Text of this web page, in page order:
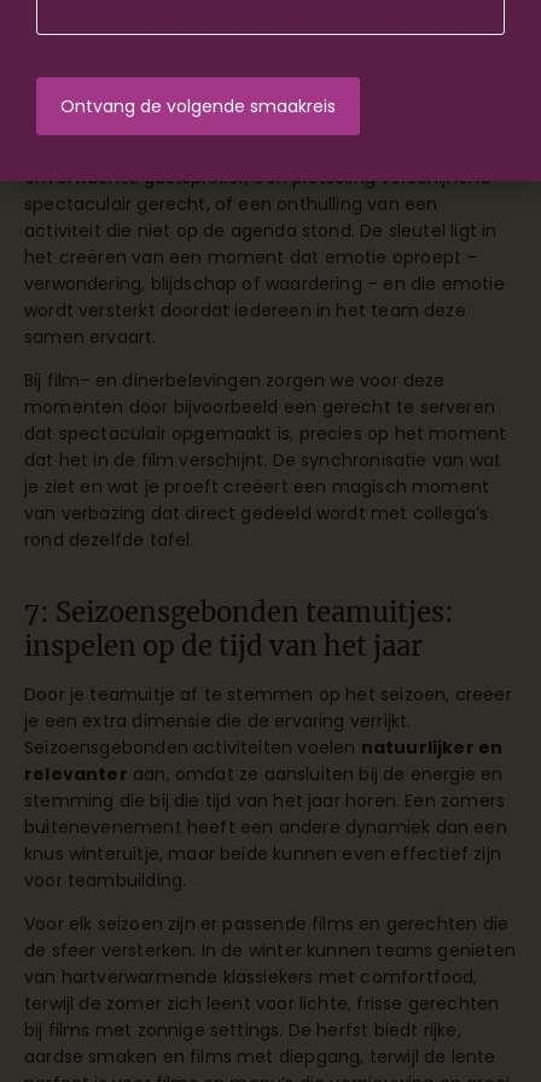
gevoel van saamhorigheid. Deze ‘wij waren erbij’-
moeilijk te bereiken is met voorspelbare activiteiten.
Effectieve verrassingsmomenten hoeven niet groots of
onverwachte gastspreker, een plotseling verschijnend
spectaculair gerecht, of een onthulling van een
activiteit die niet op de agenda stond. De sleutel ligt in
het creëren van een moment dat emotie oproept –
verwondering, blijdschap of waardering – en die emotie
wordt versterkt doordat iedereen in het team deze
samen ervaart.
Bij film- en dinerbelevingen zorgen we voor deze
momenten door bijvoorbeeld een gerecht te serveren
dat spectaculair opgemaakt is, precies op het moment
dat het in de film verschijnt. De synchronisatie van wat
je ziet en wat je proeft creëert een magisch moment
van verbazing dat direct gedeeld wordt met collega’s
rond dezelfde tafel.
7: Seizoensgebonden teamuitjes:
inspelen op de tijd van het jaar
Door je teamuitje af te stemmen op het seizoen, creëer
je een extra dimensie die de ervaring verrijkt.
Seizoensgebonden activiteiten voelen natuurlijker en
relevanter aan, omdat ze aansluiten bij de energie en
stemming die bij die tijd van het jaar horen. Een zomers
buitenevenement heeft een andere dynamiek dan een
knus winteruitje, maar beide kunnen even effectief zijn
voor teambuilding.
Voor elk seizoen zijn er passende films en gerechten die
de sfeer versterken. In de winter kunnen teams genieten
van hartverwarmende klassiekers met comfortfood,
terwijl de zomer zich leent voor lichte, frisse gerechten
bij films met zonnige settings. De herfst biedt rijke,
aardse smaken en films met diepgang, terwijl de lente